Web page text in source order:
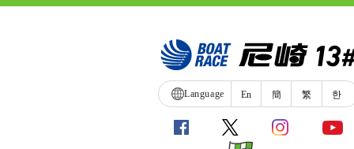
Language En 簡 繁 한